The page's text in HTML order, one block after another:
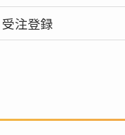
注登録